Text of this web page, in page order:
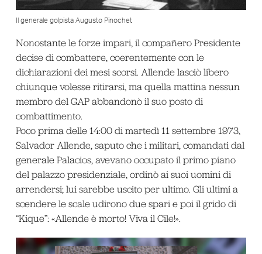
Il generale golpista Augusto Pinochet
Nonostante le forze impari, il compañero Presidente
decise di combattere, coerentemente con le
dichiarazioni dei mesi scorsi. Allende lasciò libero
chiunque volesse ritirarsi, ma quella mattina nessun
membro del GAP abbandonò il suo posto di
combattimento.
Poco prima delle 14:00 di martedì 11 settembre 1973,
Salvador Allende, saputo che i militari, comandati dal
generale Palacios, avevano occupato il primo piano
del palazzo presidenziale, ordinò ai suoi uomini di
arrendersi; lui sarebbe uscito per ultimo. Gli ultimi a
scendere le scale udirono due spari e poi il grido di
“Kique”: «Allende è morto! Viva il Cile!».